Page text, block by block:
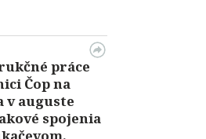
práce
Čop na
v auguste
spojenia